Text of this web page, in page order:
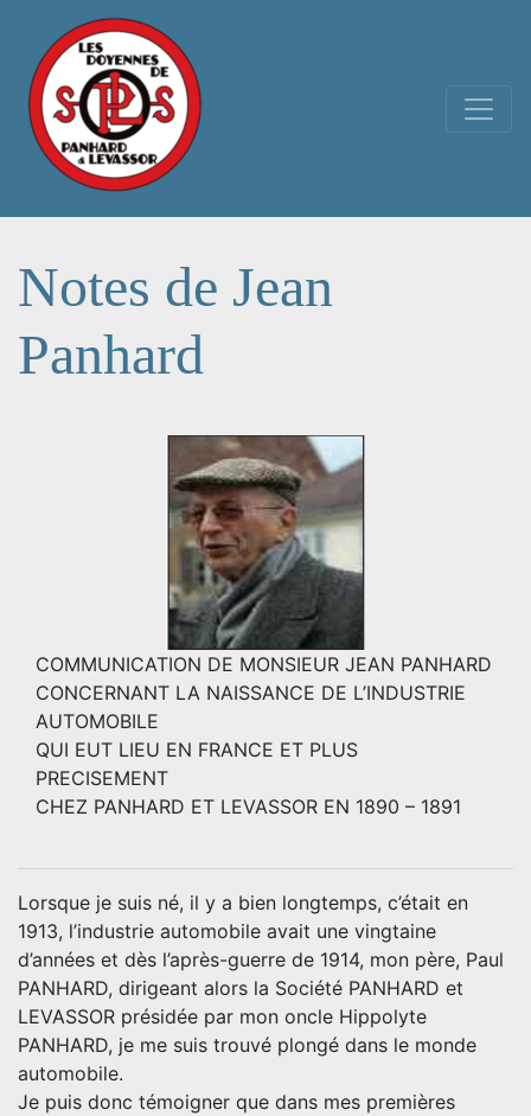
Navigation principale
Notes de Jean
Panhard
COMMUNICATION DE MONSIEUR JEAN PANHARD
CONCERNANT LA NAISSANCE DE L’INDUSTRIE
AUTOMOBILE
QUI EUT LIEU EN FRANCE ET PLUS
PRECISEMENT
CHEZ PANHARD ET LEVASSOR EN 1890 – 1891
Lorsque je suis né, il y a bien longtemps, c’était en
1913, l’industrie automobile avait une vingtaine
d’années et dès l’après-guerre de 1914, mon père, Paul
PANHARD, dirigeant alors la Société PANHARD et
LEVASSOR présidée par mon oncle Hippolyte
PANHARD, je me suis trouvé plongé dans le monde
automobile.
Je puis donc témoigner que dans mes premières